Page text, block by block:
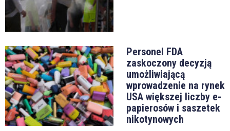
Personel FDA
zaskoczony decyzją
umożliwiającą
wprowadzenie na rynek
USA większej liczby e-
papierosów i saszetek
nikotynowych